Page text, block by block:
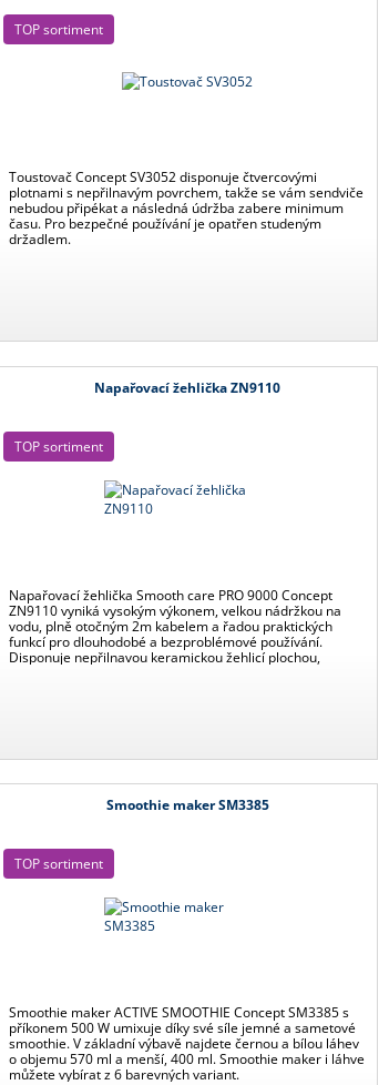
Toustovač Concept SV3052 disponuje čtvercovými
plotnami s nepřilnavým povrchem, takže se vám sendviče
nebudou připékat a následná údržba zabere minimum
času. Pro bezpečné používání je opatřen studeným
držadlem.
TOP sortiment
Napařovací žehlička ZN9110
Napařovací žehlička Smooth care PRO 9000 Concept
ZN9110 vyniká vysokým výkonem, velkou nádržkou na
vodu, plně otočným 2m kabelem a řadou praktických
funkcí pro dlouhodobé a bezproblémové používání.
Disponuje nepřilnavou keramickou žehlicí plochou,
TOP sortiment
Smoothie maker SM3385
Smoothie maker ACTIVE SMOOTHIE Concept SM3385 s
příkonem 500 W umixuje díky své síle jemné a sametové
smoothie. V základní výbavě najdete černou a bílou láhev
o objemu 570 ml a menší, 400 ml. Smoothie maker i láhve
můžete vybírat z 6 barevných variant.
TOP sortiment